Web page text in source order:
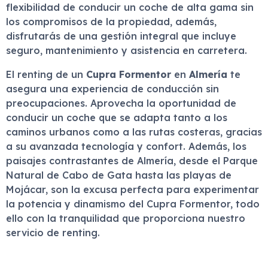
flexibilidad de conducir un coche de alta gama sin
los compromisos de la propiedad, además,
disfrutarás de una gestión integral que incluye
seguro, mantenimiento y asistencia en carretera.
El renting de un Cupra Formentor en Almería te
asegura una experiencia de conducción sin
preocupaciones. Aprovecha la oportunidad de
conducir un coche que se adapta tanto a los
caminos urbanos como a las rutas costeras, gracias
a su avanzada tecnología y confort. Además, los
paisajes contrastantes de Almería, desde el Parque
Natural de Cabo de Gata hasta las playas de
Mojácar, son la excusa perfecta para experimentar
la potencia y dinamismo del Cupra Formentor, todo
ello con la tranquilidad que proporciona nuestro
servicio de renting.